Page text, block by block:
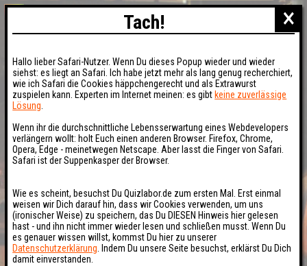
×
Tach!
Hallo lieber Safari-Nutzer. Wenn Du dieses Popup wieder und wieder
siehst: es liegt an Safari. Ich habe jetzt mehr als lang genug recherchiert,
wie ich Safari die Cookies häppchengerecht und als Extrawurst
zuspielen kann. Experten im Internet meinen: es gibt keine zuverlässige
Lösung
Wenn ihr die durchschnittliche Lebensserwartung eines Webdevelopers
verlängern wollt: holt Euch einen anderen Browser. Firefox, Chrome,
Opera, Edge - meinetwegen Netscape. Aber lasst die Finger von Safari.
Safari ist der Suppenkasper der Browser.
Wie es scheint, besuchst Du Quizlabor.de zum ersten Mal. Erst einmal
weisen wir Dich darauf hin, dass wir Cookies verwenden, um uns
(ironischer Weise) zu speichern, das Du DIESEN Hinweis hier gelesen
hast - und ihn nicht immer wieder lesen und schließen musst. Wenn Du
es genauer wissen willst, kommst Du hier zu unserer
Datenschutzerklärung . Indem Du unsere Seite besuchst, erklärst Du Dich
damit einverstanden.